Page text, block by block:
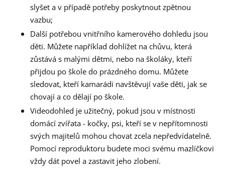
slyšet a v případě potřeby poskytnout zpětnou
vazbu;
Další potřebou vnitřního kamerového dohledu jsou
děti. Můžete například dohlížet na chůvu, která
zůstává s malými dětmi, nebo na školáky, kteří
přijdou po škole do prázdného domu. Můžete
sledovat, kteří kamarádi navštěvují vaše děti, jak se
chovají a co dělají po škole.
Videodohled je užitečný, pokud jsou v místnosti
domácí zvířata - kočky, psi, kteří se v nepřítomnosti
svých majitelů mohou chovat zcela nepředvídatelně.
Pomocí reproduktoru budete moci svému mazlíčkovi
vždy dát povel a zastavit jeho zlobení.